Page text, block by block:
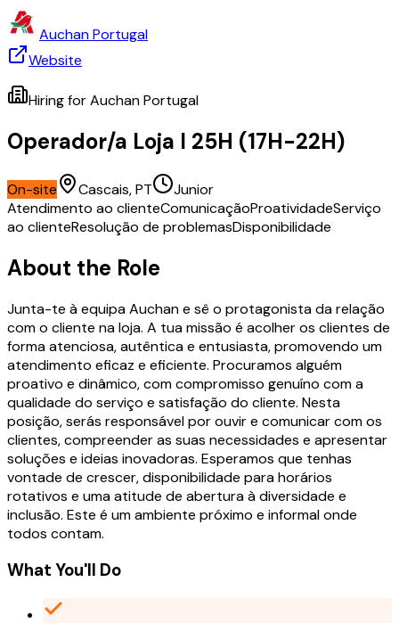
Auchan Portugal
Website
Hiring forAuchan Portugal
Operador/a Loja I 25H (17H-22H)
On-site Cascais, PT
Junior
Atendimento ao clienteComunicaçãoProatividadeServiço
ao clienteResolução de problemasDisponibilidade
About the Role
Junta-te à equipa Auchan e sê o protagonista da relação
com o cliente na loja. A tua missão é acolher os clientes de
forma atenciosa, autêntica e entusiasta, promovendo um
atendimento eficaz e eficiente. Procuramos alguém
proativo e dinâmico, com compromisso genuíno com a
qualidade do serviço e satisfação do cliente. Nesta
posição, serás responsável por ouvir e comunicar com os
clientes, compreender as suas necessidades e apresentar
soluções e ideias inovadoras. Esperamos que tenhas
vontade de crescer, disponibilidade para horários
rotativos e uma atitude de abertura à diversidade e
inclusão. Este é um ambiente próximo e informal onde
todos contam.
What You'll Do